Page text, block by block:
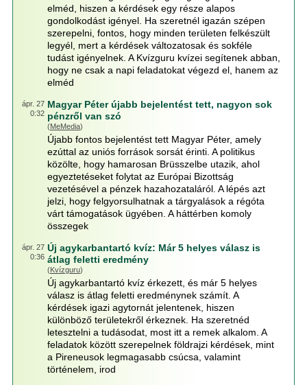
elméd, hiszen a kérdések egy része alapos
gondolkodást igényel. Ha szeretnél igazán szépen
szerepelni, fontos, hogy minden területen felkészült
legyél, mert a kérdések változatosak és sokféle
tudást igényelnek. A Kvízguru kvízei segítenek abban,
hogy ne csak a napi feladatokat végezd el, hanem az
elméd
ápr. 27
0:32
Magyar Péter újabb bejelentést tett, nagyon sok
pénzről van szó
(MeMedia)
Újabb fontos bejelentést tett Magyar Péter, amely
ezúttal az uniós források sorsát érinti. A politikus
közölte, hogy hamarosan Brüsszelbe utazik, ahol
egyeztetéseket folytat az Európai Bizottság
vezetésével a pénzek hazahozataláról. A lépés azt
jelzi, hogy felgyorsulhatnak a tárgyalások a régóta
várt támogatások ügyében. A háttérben komoly
összegek
ápr. 27
0:36
Új agykarbantartó kvíz: Már 5 helyes válasz is
átlag feletti eredmény
(Kvízguru)
Új agykarbantartó kvíz érkezett, és már 5 helyes
válasz is átlag feletti eredménynek számít. A
kérdések igazi agytornát jelentenek, hiszen
különböző területekről érkeznek. Ha szeretnéd
letesztelni a tudásodat, most itt a remek alkalom. A
feladatok között szerepelnek földrajzi kérdések, mint
a Pireneusok legmagasabb csúcsa, valamint
történelem, irod